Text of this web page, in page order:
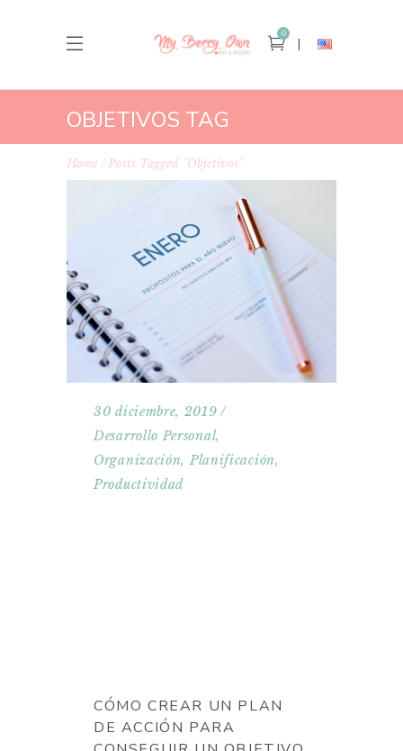
0
OBJETIVOS TAG
Home Posts Tagged "objetivos"
30 diciembre, 2019
Desarrollo Personal,
Organización, Planificación,
Productividad
CÓMO CREAR UN PLAN
DE ACCIÓN PARA